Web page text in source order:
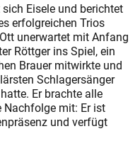
sich Eisele und berichtet
erfolgreichen Trios
unerwartet mit Anfang
Röttger ins Spiel, ein
Brauer mitwirkte und
Schlagersänger
Er brachte alle
Nachfolge mit: Er ist
und verfügt